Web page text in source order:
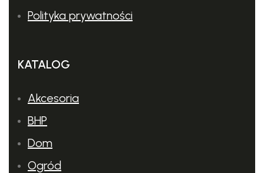
Polityka prywatności
KATALOG
Akcesoria
BHP
Dom
Ogród